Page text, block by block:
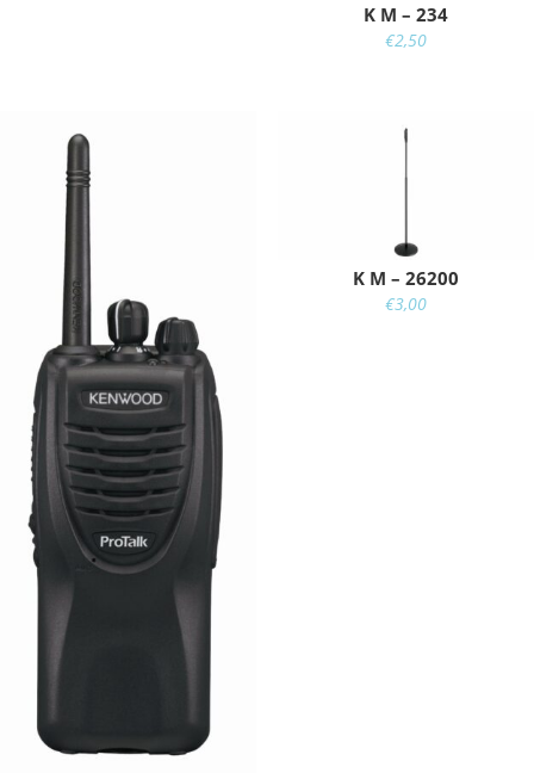
K M – 234
€2,50
K M – 26200
€3,00